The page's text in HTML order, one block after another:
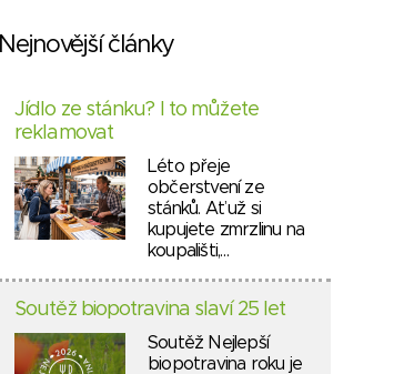
Nejnovější články
Jídlo ze stánku? I to můžete
reklamovat
Léto přeje
občerstvení ze
stánků. Ať už si
kupujete zmrzlinu na
koupališti,…
Soutěž biopotravina slaví 25 let
Soutěž Nejlepší
biopotravina roku je